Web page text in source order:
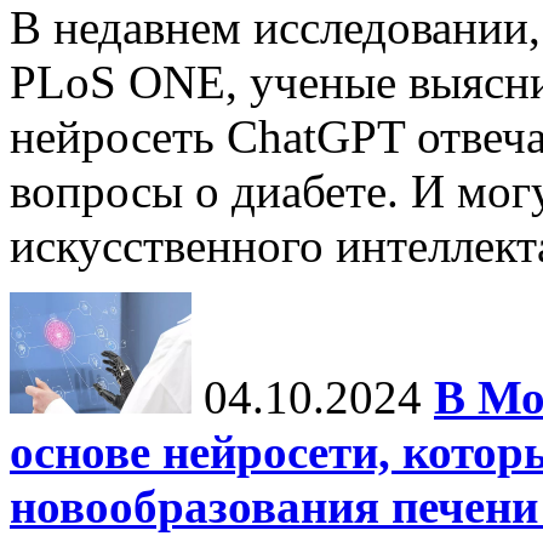
В недавнем
PLoS ONE, ученые
нейросеть ChatGPT
вопросы о диабете. И
искусственного
04.10.2024 В
основе нейросети,
новообразования